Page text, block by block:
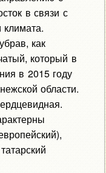
в связи с
климата.
как
который в
в 2015 году
области.